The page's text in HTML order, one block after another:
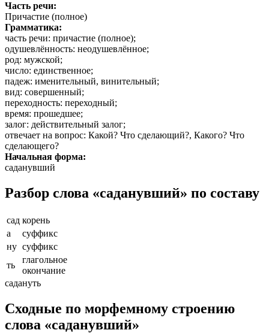
Часть речи:
Причастие (полное)
Грамматика:
часть речи: причастие (полное);
одушевлённость: неодушевлённое;
род: мужской;
число: единственное;
падеж: именительный, винительный;
вид: совершенный;
переходность: переходный;
время: прошедшее;
залог: действительный залог;
отвечает на вопрос: Какой? Что сделающий?, Какого? Что
сделающего?
Начальная форма:
саданувший
Разбор слова «саданувший» по составу
сад корень
а
суффикс
ну суффикс
ть
глагольное
окончание
садануть
Сходные по морфемному строению
слова «саданувший»